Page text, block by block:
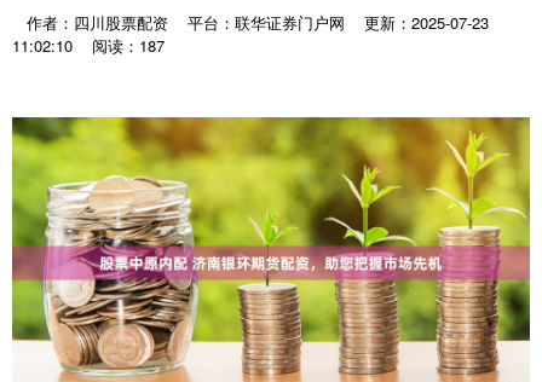
作者：四川股票配资 平台：联华证券门户网
更新：2025-07-23
11:02:10
阅读：187